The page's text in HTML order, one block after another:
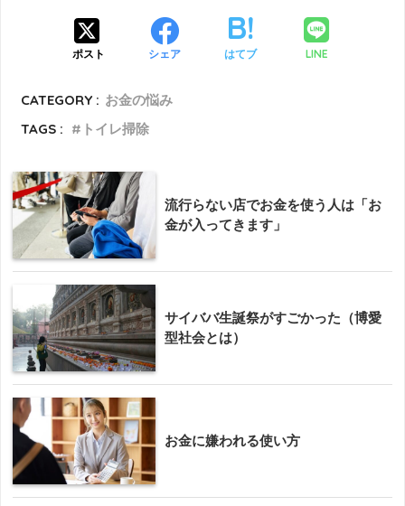
ポスト シェア はてブ LINE
CATEGORY : お金の悩み
TAGS :
トイレ掃除
流行らない店でお金を使う人は「お
金が入ってきます」
サイババ生誕祭がすごかった（博愛
型社会とは）
お金に嫌われる使い方